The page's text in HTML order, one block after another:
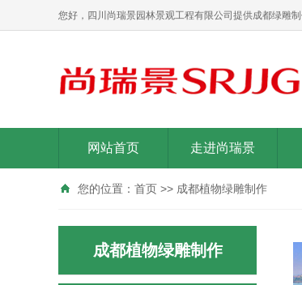
您好，四川尚瑞景园林景观工程有限公司提供成都绿雕
网站首页 走进尚瑞景
您的位置： 首页 >> 成都植物绿雕制作
成都植物绿雕制作